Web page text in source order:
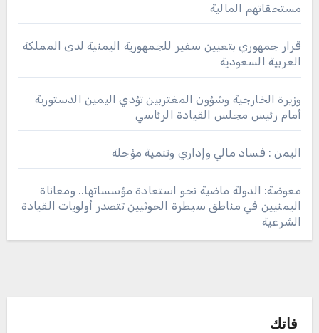
مستحقاتهم المالية
قرار جمهوري بتعيين سفير للجمهورية اليمنية لدى المملكة
العربية السعودية
وزيرة الخارجية وشؤون المغتربين تؤدي اليمين الدستورية
أمام رئيس مجلس القيادة الرئاسي
اليمن : فساد مالي وإداري وتنمية مؤجلة
معوضة: الدولة ماضية نحو استعادة مؤسساتها.. ومعاناة
اليمنيين في مناطق سيطرة الحوثيين تتصدر أولويات القيادة
الشرعية
فاتك